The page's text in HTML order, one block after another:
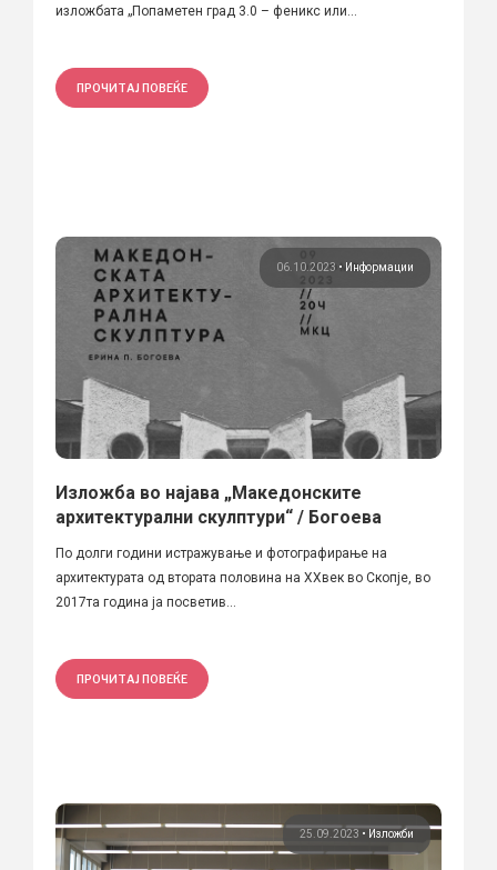
изложбата „Попаметен град 3.0 – феникс или...
ПРОЧИТАЈ ПОВЕЌЕ
06.10.2023 • Информации
Изложба во најава „Македонските
архитектурални скулптури“ / Богоева
По долги години истражување и фотографирање на
архитектурата од втората половина на ХХвек во Скопје, во
2017та година ја посветив...
ПРОЧИТАЈ ПОВЕЌЕ
25.09.2023 • Изложби